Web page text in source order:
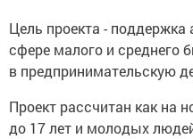
Цель проекта -
сфере малого и среднего
в предпринимательскую
Проект рассчитан как на
до 17 лет и молодых